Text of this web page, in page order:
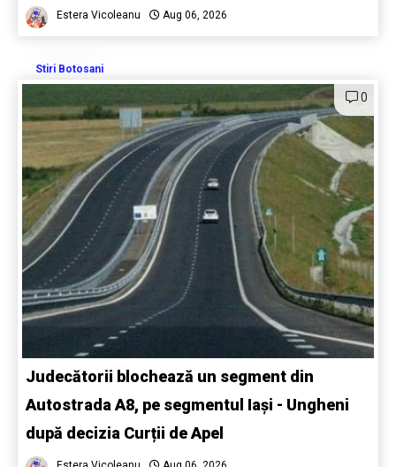
Estera Vicoleanu Aug 06, 2026
Stiri Botosani
0
Judecătorii blochează un segment din
Autostrada A8, pe segmentul Iași - Ungheni
după decizia Curții de Apel